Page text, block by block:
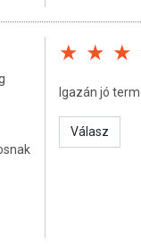
csök­kentéséhez.
1 tabletta étkezés
polivinil-alkohol.
Igazán jó
Válasz